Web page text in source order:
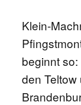
Klein-
beginnt
den